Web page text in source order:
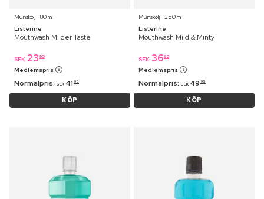
Munskölj ⋅ 80 ml
Listerine
Mouthwash Milder Taste
SEK 23 95
Medlemspris
Normalpris: SEK 41 95
KÖP
Munskölj ⋅ 250 ml
Listerine
Mouthwash Mild & Minty
SEK 3695
Medlemspris
Normalpris: SEK 49 95
KÖP